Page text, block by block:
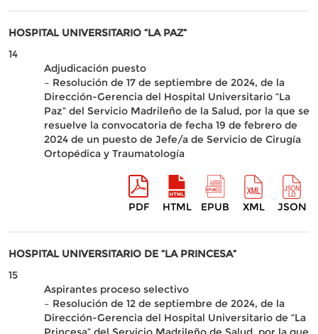
HOSPITAL UNIVERSITARIO “LA PAZ”
14
Adjudicación puesto
– Resolución de 17 de septiembre de 2024, de la
Dirección-Gerencia del Hospital Universitario “La
Paz” del Servicio Madrileño de la Salud, por la que se
resuelve la convocatoria de fecha 19 de febrero de
2024 de un puesto de Jefe/a de Servicio de Cirugía
Ortopédica y Traumatología
PDF HTML EPUB XML JSON
HOSPITAL UNIVERSITARIO DE “LA PRINCESA”
15
Aspirantes proceso selectivo
– Resolución de 12 de septiembre de 2024, de la
Dirección-Gerencia del Hospital Universitario de “La